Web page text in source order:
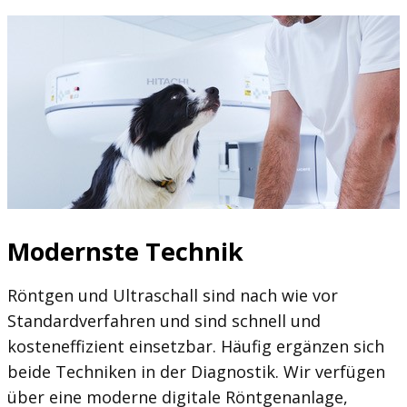
Modernste Technik
Röntgen und Ultraschall sind nach wie vor
Standardverfahren und sind schnell und
kosteneffizient einsetzbar. Häufig ergänzen sich
beide Techniken in der Diagnostik. Wir verfügen
über eine moderne digitale Röntgenanlage,